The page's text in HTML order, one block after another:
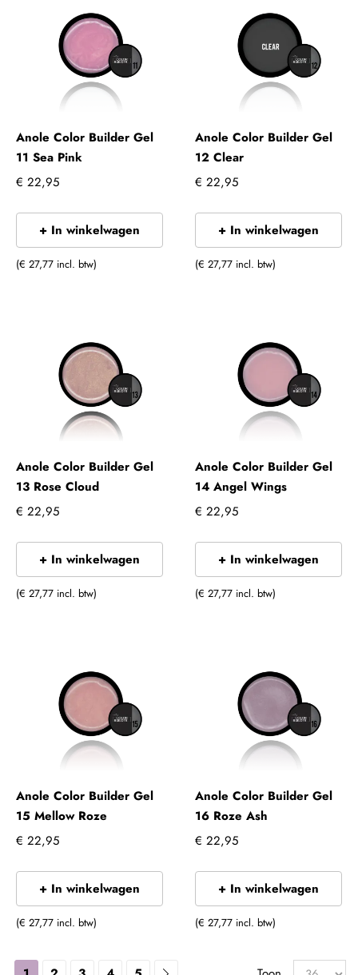
Anole Color Builder Gel
11 Sea Pink
€ 22,95
+ In winkelwagen
(€ 27,77 incl. btw)
Anole Color Builder Gel
12 Clear
€ 22,95
+ In winkelwagen
(€ 27,77 incl. btw)
Anole Color Builder Gel
13 Rose Cloud
€ 22,95
+ In winkelwagen
(€ 27,77 incl. btw)
Anole Color Builder Gel
14 Angel Wings
€ 22,95
+ In winkelwagen
(€ 27,77 incl. btw)
Anole Color Builder Gel
15 Mellow Roze
€ 22,95
+ In winkelwagen
(€ 27,77 incl. btw)
Anole Color Builder Gel
16 Roze Ash
€ 22,95
+ In winkelwagen
(€ 27,77 incl. btw)